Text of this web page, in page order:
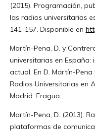
(2015). Programación,
las radios universitarias
141-157. Disponible en
Martín-Pena, D. y
universitarias en España:
actual. En D. Martín-Pena
Radios Universitarias en
Madrid: Fragua.
Martín-Pena, D. (2013).
plataformas de